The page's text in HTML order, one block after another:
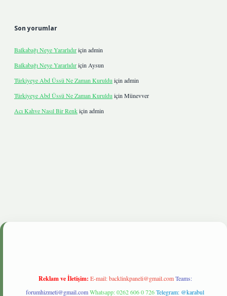
Son yorumlar
Balkabağı Neye Yararlıdıriçin admin
Balkabağı Neye Yararlıdıriçin Aysun
Türkiyeye Abd Üssü Ne Zaman Kuruldu için admin
Türkiyeye Abd Üssü Ne Zaman Kuruldu için Münevver
Acı Kahve Nasıl Bir Renkiçin admin
Reklam ve İletişim: E-mail:backlinkpaneli@gmail.com Teams:
forumhizmeti@gmail.comWhatsapp: 0262 606 0 726Telegram: @karabul